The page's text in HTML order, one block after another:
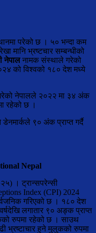
परेको छ । ५० भन्दा कम
मानि भ्रष्टचार सम्बन्धीको
नेपालनामक संस्थाले गरेको
को विश्वको १८० देश मध्ये
नेपालले २०२२ मा ३४ अंक
रहेको छ ।
९० अंक प्राप्त गर्दै
Nepal
। ट्रान्सपरेन्सी
Index (CPI) 2024
गरिएको छ । १८० देश
लगातार ९० अङ्क प्राप्त
रुपमा रहेको छ । साउथ
भ्रष्टाचार हुने मुलुकको रुपमा